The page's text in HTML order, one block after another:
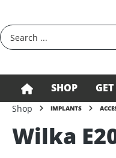
SHOP
Shop IMPLANTS
Wilka